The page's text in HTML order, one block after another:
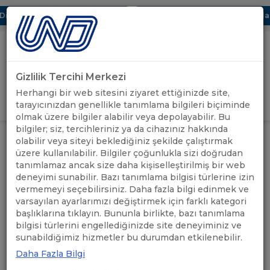
UBAK Bölümü Hakkında UND, Yunanistan Vize
Uluslararası Nakliyeciler Derneği
GİRİŞ YAP
ANASAYFA /
ÖNEMLİ
DUYURULAR
/
GÜMRÜKLER GENEL MÜDÜRLÜĞÜ
2021/20 SAYILI “EKSİK BELGEYLE
BEYAN UYGULAMASINDA GÜMRÜK
KANUNU'NUN 234 ÜNCÜ MADDESİ
UYARINCA TESİS EDİLECEK
İŞLEMLER” GENELGESİNİ
YAYIMLADI
GÜMRÜKLER GENEL
MÜDÜRLÜĞÜ 2021/20 SAYILI
Gizlilik Tercihi Merkezi
Herhangi bir web sitesini ziyaret ettiğinizde site,
tarayıcınızdan genellikle tanımlama bilgileri biçiminde
olmak üzere bilgiler alabilir veya depolayabilir. Bu
bilgiler; siz, tercihleriniz ya da cihazınız hakkında
olabilir veya siteyi beklediğiniz şekilde çalıştırmak
üzere kullanılabilir. Bilgiler çoğunlukla sizi doğrudan
tanımlamaz ancak size daha kişiselleştirilmiş bir web
deneyimi sunabilir. Bazı tanımlama bilgisi türlerine izin
vermemeyi seçebilirsiniz. Daha fazla bilgi edinmek ve
varsayılan ayarlarımızı değiştirmek için farklı kategori
başlıklarına tıklayın. Bununla birlikte, bazı tanımlama
bilgisi türlerini engellediğinizde site deneyiminiz ve
sunabildiğimiz hizmetler bu durumdan etkilenebilir.
Daha Fazla Bilgi